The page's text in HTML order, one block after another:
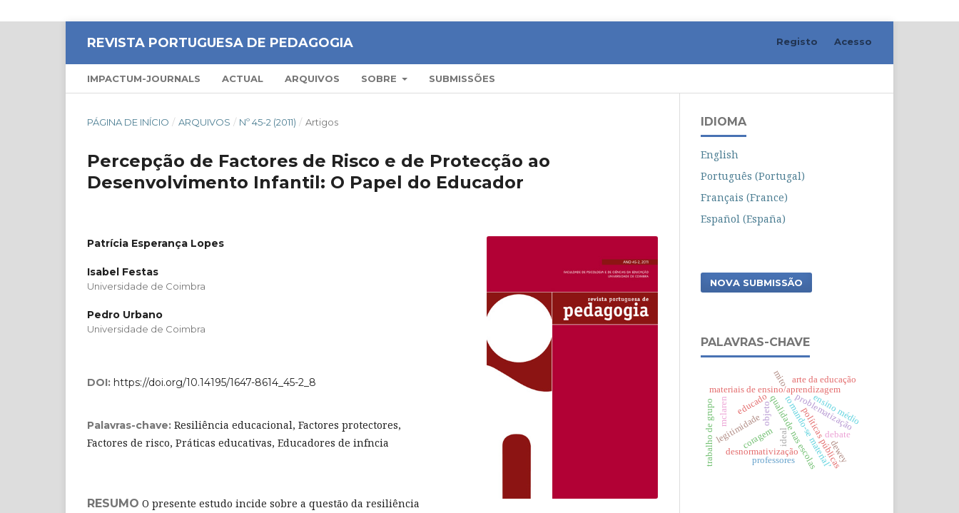
REVISTA PORTUGUESA DE PEDAGOGIA
IMPACTUM-JOURNALS ACTUAL ARQUIVOS SOBRE SUBMISSÕES
Registo Acesso
PÁGINA DE INÍCIO / ARQUIVOS / Nº 45-2 (2011) / Artigos
Percepção de Factores de Risco e de Protecção ao
Desenvolvimento Infantil: O Papel do Educador
Patrícia Esperança Lopes
Isabel Festas
Universidade de Coimbra
Pedro Urbano
Universidade de Coimbra
DOI: https://doi.org/10.14195/1647-8614_45-2_8
Palavras-chave: Resiliência educacional, Factores protectores,
Factores de risco, Práticas educativas, Educadores de infncia
RESUMO O presente estudo incide sobre a questão da resiliência
IDIOMA
English
Português (Portugal)
Français (France)
Español (España)
NOVA SUBMISSÃO
PALAVRAS-CHAVE
qualidade nas escolas
educado
materiais de ensino/aprendizagem
tornando-se material’
desnormativização
objeto problematização
legitimidade políticas públicas
ideal
mito
professores
ensino médio
mclaren
arte da educação
coragem
trabalho de grupo debate
dewey